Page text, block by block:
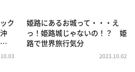
井アナ「なんでやねん！？」
ク
…
姫路にあるお城って・・・え
っ！姫路城じゃないの！？ 姫
路で世界旅行気分
2023.10.02